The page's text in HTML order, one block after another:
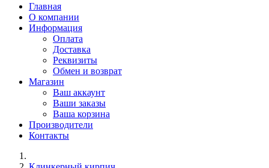
Главная
О компании
Информация
Оплата
Доставка
Реквизиты
Обмен и возврат
Магазин
Ваш аккаунт
Ваши заказы
Ваша корзина
Производители
Контакты